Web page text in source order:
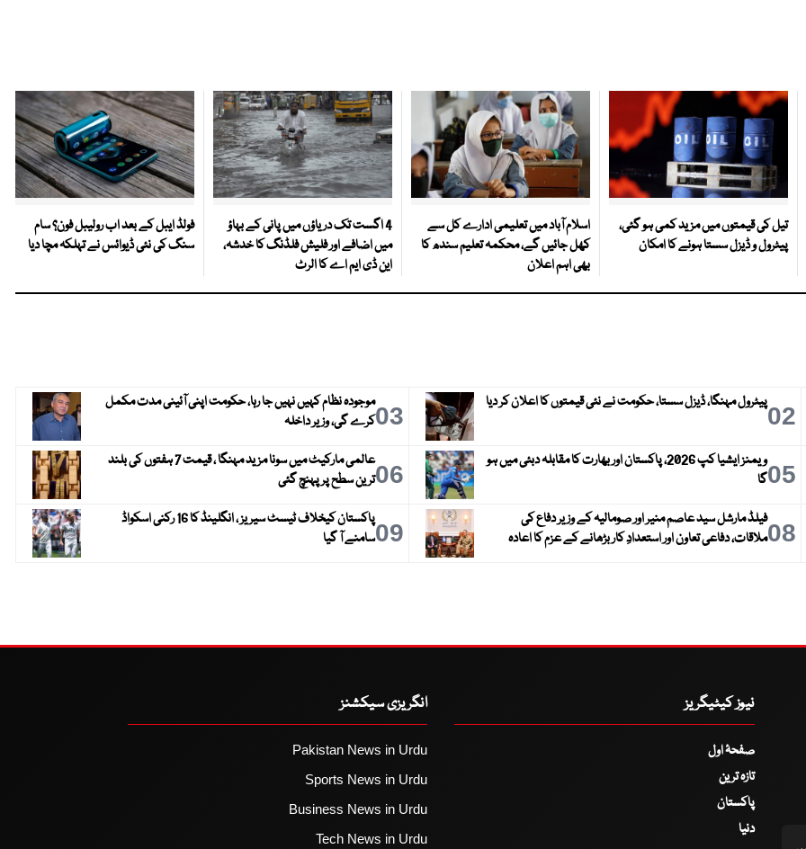
تیل کی قیمتوں میں مزید کمی ہو گئی،
پیٹرول و ڈیزل سستا ہونے کا امکان
اسلام آباد میں تعلیمی ادارے کل سے
کھل جائیں گے، محکمہ تعلیم سندھ کا
بھی اہم اعلان
4 اگست تک دریاؤں میں پانی کے بہاؤ
میں اضافے اور فلیش فلڈنگ کا خدشہ،
این ڈی ایم اے کا الرٹ
فولڈ ایبل کے بعد اب رولیبل فون؟ سام
سنگ کی نئی ڈیوائس نے تہلکہ مچا دیا
02پیٹرول مہنگا، ڈیزل سستا، حکومت نے نئی قیمتوں کا اعلان کر دیا 03موجودہ نظام کہیں نہیں جا رہا، حکومت اپنی آئینی مدت مکمل
کرے گی، وزیر داخلہ
05
ویمنز ایشیا کپ 2026، پاکستان اور بھارت کا مقابلہ دبئی میں ہو
گا
06
عالمی مارکیٹ میں سونا مزید مہنگا ، قیمت 7 ہفتوں کی بلند
ترین سطح پر پہنچ گئی
08فیلڈ مارشل سید عاصم منیر اور صومالیہ کے وزیر دفاع کی
ملاقات، دفاعی تعاون اور استعدادِ کار بڑھانے کے عزم کا اعادہ
09
پاکستان کیخلاف ٹیسٹ سیریز ، انگلینڈ کا 16 رکنی اسکواڈ
سامنے آ گیا
نیوز کیٹیگریز
صفحۂ اول
تازہ ترین
پاکستان
دنیا
انگریزی سیکشنز
Pakistan News in Urdu
Sports News in Urdu
Business News in Urdu
Tech News in Urdu